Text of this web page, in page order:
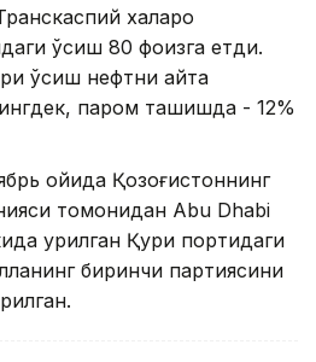
халқаро
ўсиш 80 фоизга етди.
ўсиш нефтни қайта
паром ташишда - 12%
ойида Қозоғистоннинг
томонидан Abu Dhabi
қурилган Қуриқ портидаги
биринчи партиясини